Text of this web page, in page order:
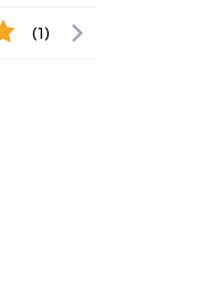
(1)